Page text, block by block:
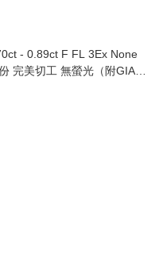
- 0.89ct F FL 3Ex None
完美切工 無螢光（附GIA證